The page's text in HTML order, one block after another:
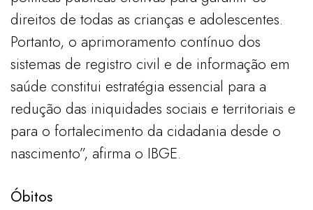
direitos de todas as crianças e adolescentes.
Portanto, o aprimoramento contínuo dos
sistemas de registro civil e de informação em
saúde constitui estratégia essencial para a
redução das iniquidades sociais e territoriais e
para o fortalecimento da cidadania desde o
nascimento”, afirma o IBGE.
Óbitos